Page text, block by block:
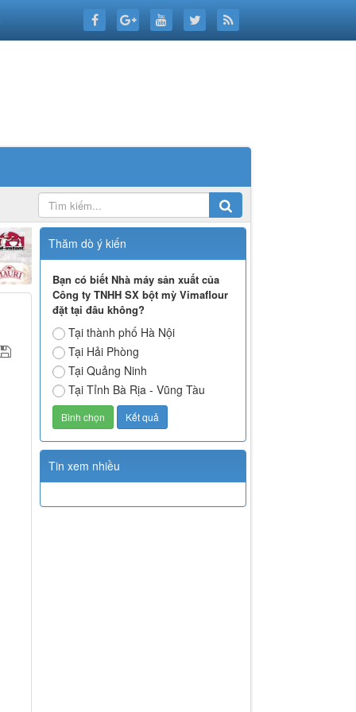
Thăm dò ý kiến
Bạn có biết Nhà máy sản xuất của
Công ty TNHH SX bột mỳ Vimaflour
đặt tại đâu không?
Tại thành phố Hà Nội
Tại Hải Phòng
Tại Quảng Ninh
Tại Tỉnh Bà Rịa - Vũng Tàu
Tin xem nhiều